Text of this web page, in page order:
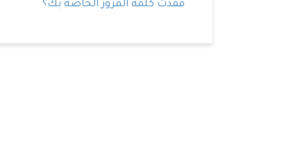
فقدت كلمة المرور الخاصة بك؟